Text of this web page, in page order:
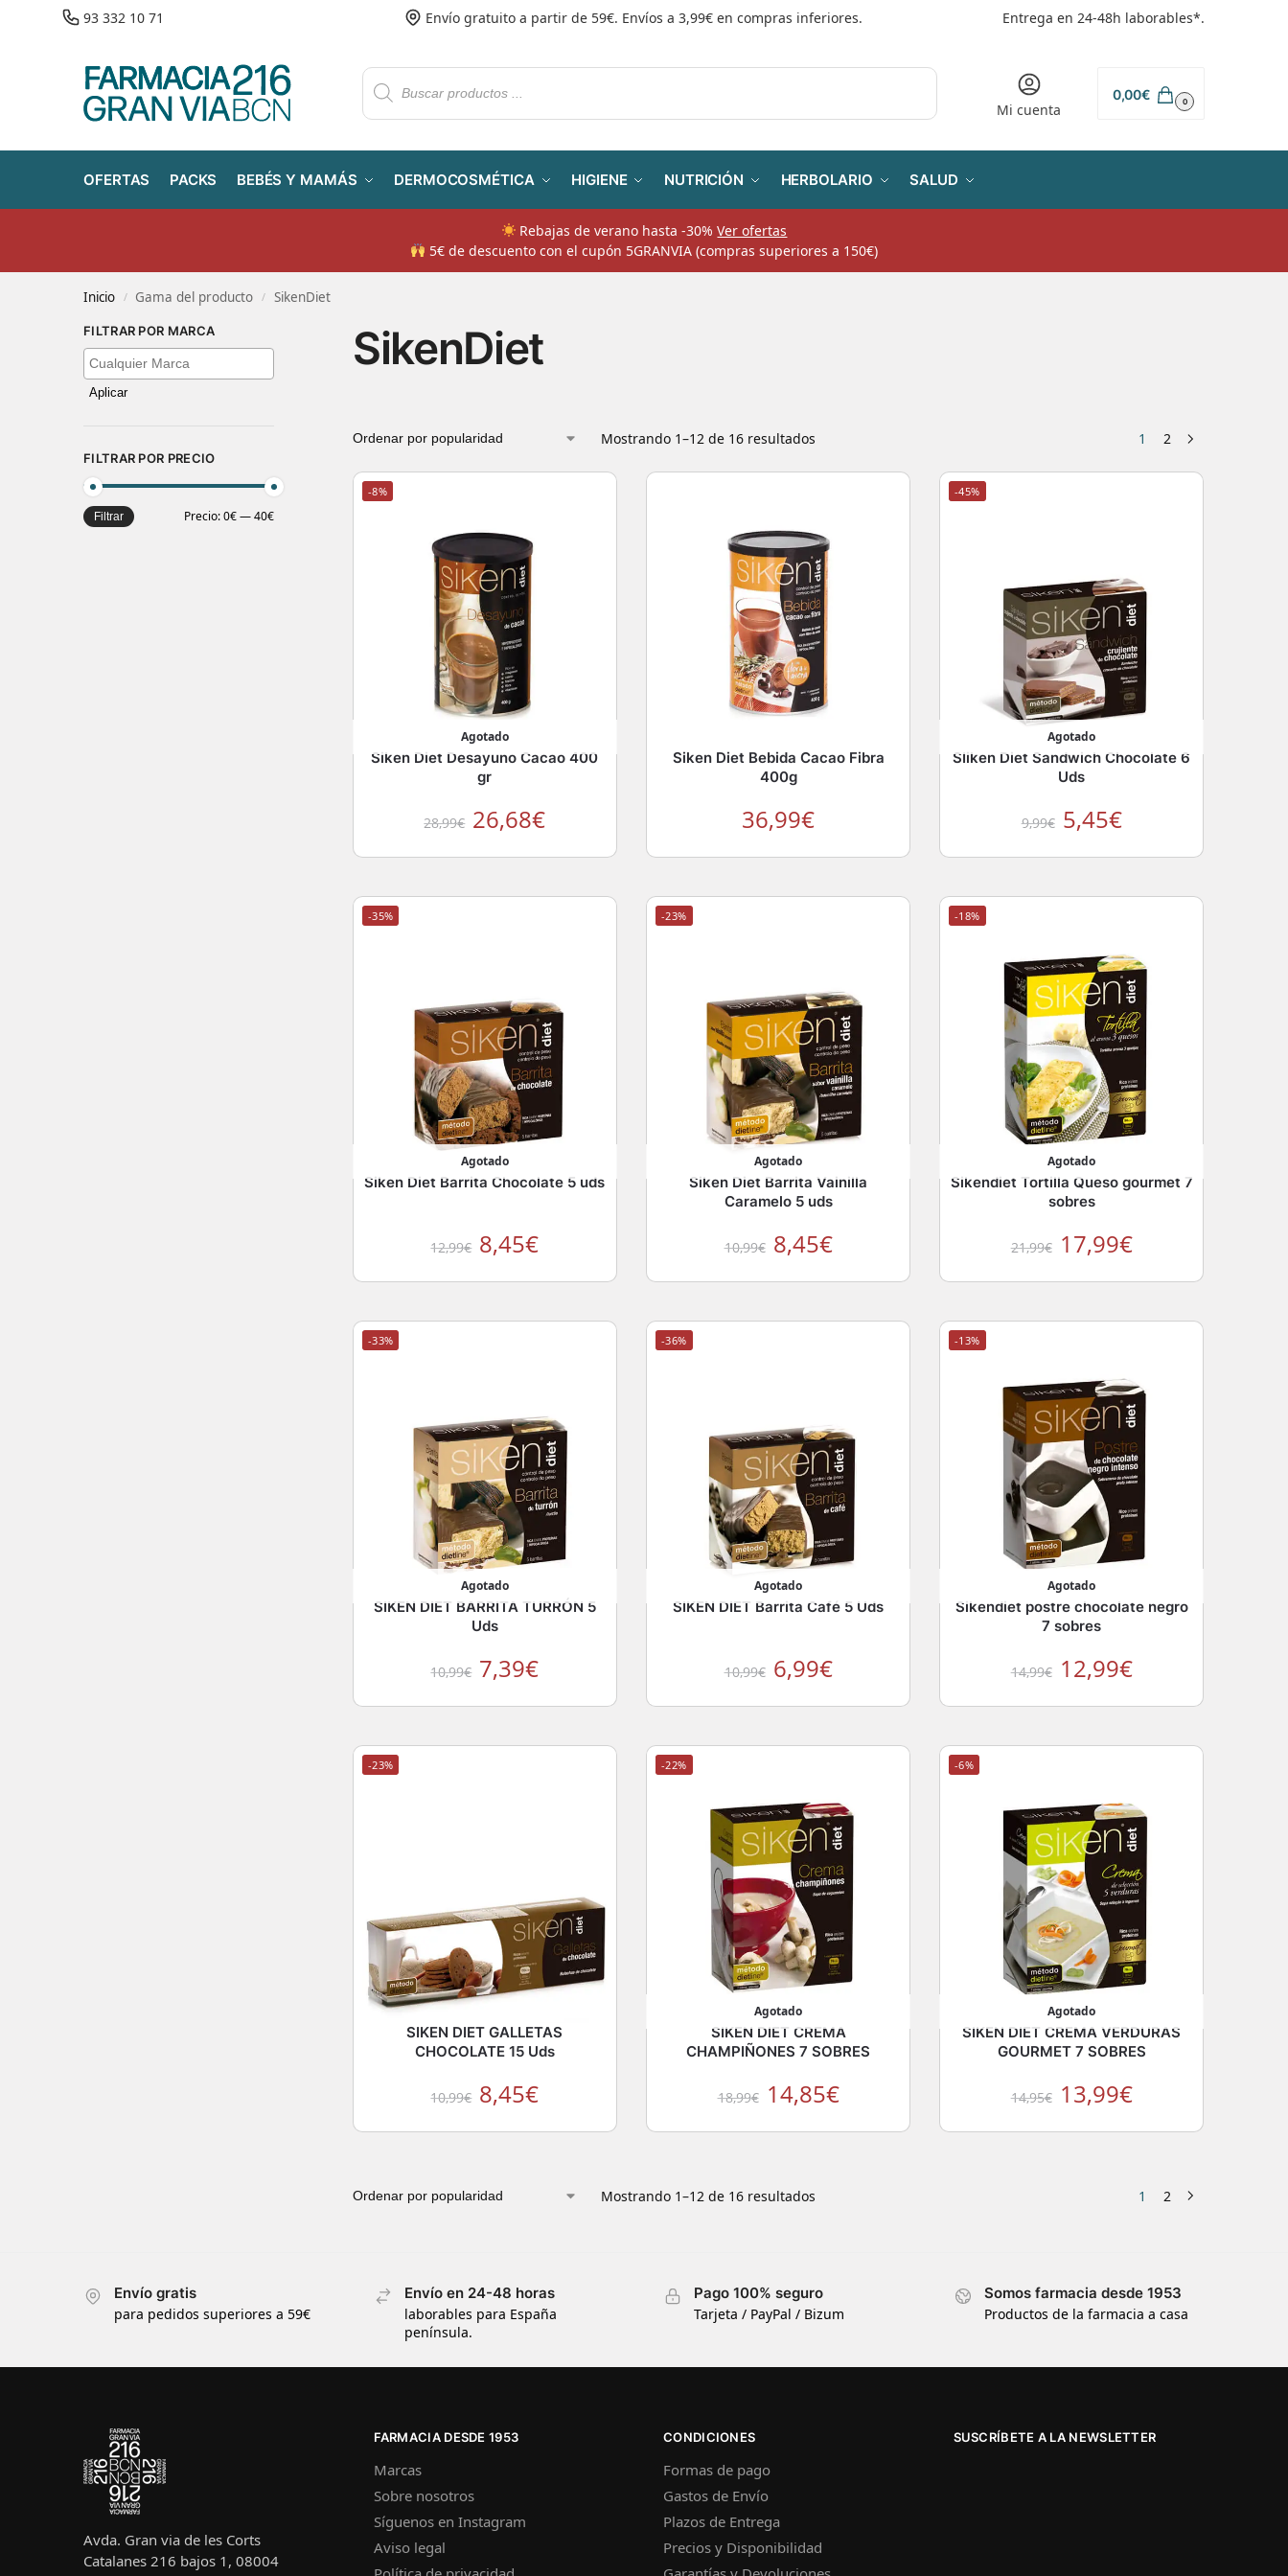
93 332 10 71 Envío gratuito a partir de 59€. Envíos a 3,99€ en compras inferiores. Entrega en 24-48h laborables*.
Mi cuenta
0,00€ 0
OFERTAS PACKS BEBÉS Y MAMÁS DERMOCOSMÉTICA HIGIENE NUTRICIÓN HERBOLARIO SALUD
Rebajas de verano hasta -30%Ver ofertas
​ 5€ de descuento con el cupón 5GRANVIA (compras superiores a 150€)
Inicio / Gama del producto / SikenDiet
SikenDiet
Mostrando 1–12 de 16 resultados 1 2
-8%
Agotado
Siken Diet Desayuno Cacao 400
gr
28,99€ 26,68€
Siken Diet Bebida Cacao Fibra
400g
36,99€
-45%
Agotado
SIiken Diet Sandwich Chocolate 6
Uds
9,99€ 5,45€
-35%
Agotado
Siken Diet Barrita Chocolate 5 uds
12,99€ 8,45€
-23%
Agotado
Siken Diet Barrita Vainilla
Caramelo 5 uds
10,99€ 8,45€
-18%
Agotado
Sikendiet Tortilla Queso gourmet 7
sobres
21,99€ 17,99€
-33%
Agotado
SIKEN DIET BARRITA TURRÓN 5
Uds
10,99€ 7,39€
-36%
Agotado
SIKEN DIET Barrita Café 5 Uds
10,99€ 6,99€
-13%
Agotado
Sikendiet postre chocolate negro
7 sobres
14,99€ 12,99€
-23%
SIKEN DIET GALLETAS
CHOCOLATE 15 Uds
10,99€ 8,45€
-22%
Agotado
SIKEN DIET CREMA
CHAMPIÑONES 7 SOBRES
18,99€ 14,85€
-6%
Agotado
SIKEN DIET CREMA VERDURAS
GOURMET 7 SOBRES
14,95€ 13,99€
Mostrando 1–12 de 16 resultados 1 2
FILTRAR POR MARCA
Aplicar
FILTRAR POR PRECIO
Filtrar Precio:0€—40€
Envío gratis
para pedidos superiores a 59€
Envío en 24-48 horas
laborables para España
península.
Pago 100% seguro
Tarjeta / PayPal / Bizum
Somos farmacia desde 1953
Productos de la farmacia a casa
Avda. Gran via de les Corts
Catalanes 216 bajos 1, 08004
FARMACIA DESDE 1953
Marcas
Sobre nosotros
Síguenos en Instagram
Aviso legal
CONDICIONES
Formas de pago
Gastos de Envío
Plazos de Entrega
Precios y Disponibilidad
SUSCRÍBETE A LA NEWSLETTER